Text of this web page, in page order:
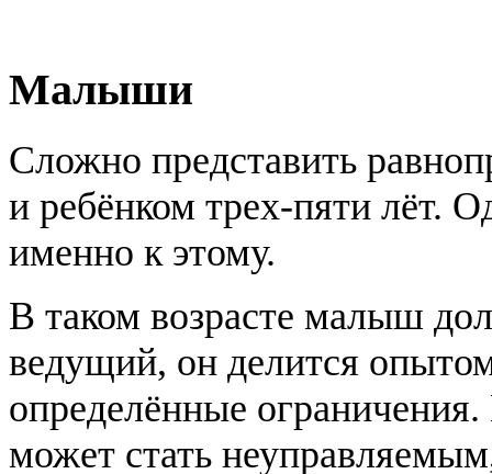
Малыши
Сложно представить
и ребёнком трех-пяти лёт.
именно к этому.
В таком возрасте малыш
ведущий, он делится
определённые
может стать